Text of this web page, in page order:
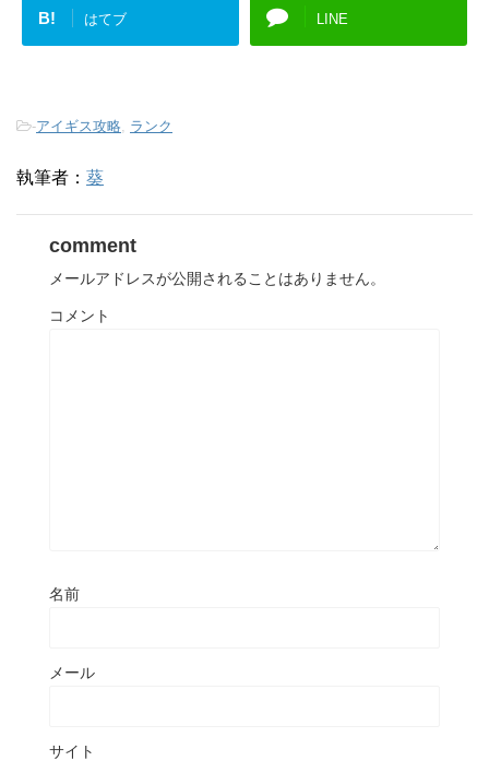
B! はてブ LINE
-アイギス攻略 ランク
執筆者： 葵
comment
メールアドレスが公開されることはありません。
コメント
名前
メール
サイト